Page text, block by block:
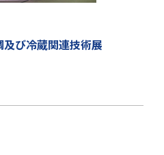
び冷蔵関連技術展